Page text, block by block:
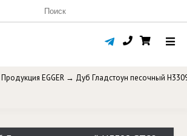
Продукция EGGER → Дуб Гладстоун песочный